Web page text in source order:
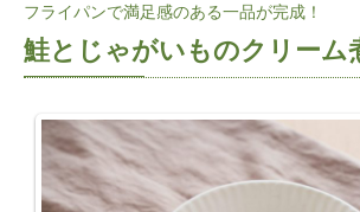
フライパンで満足感のある一品が完成！
鮭とじゃがいものクリーム